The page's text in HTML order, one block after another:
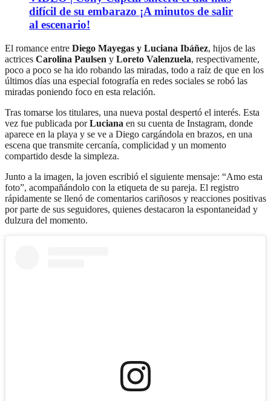
difícil de su embarazo ¡A minutos de salir
al escenario!
El romance entre Diego Mayegas y Luciana Ibáñez, hijos de las
actrices Carolina Paulsen y Loreto Valenzuela, respectivamente,
poco a poco se ha ido robando las miradas, todo a raíz de que en los
últimos días una especial fotografía en redes sociales se robó las
miradas poniendo foco en esta relación.
Tras tomarse los titulares, una nueva postal despertó el interés. Esta
vez fue publicada porLuciana en su cuenta de Instagram, donde
aparece en la playa y se ve a Diego cargándola en brazos, en una
escena que transmite cercanía, complicidad y un momento
compartido desde la simpleza.
Junto a la imagen, la joven escribió el siguiente mensaje: “Amo esta
foto”, acompañándolo con la etiqueta de su pareja. El registro
rápidamente se llenó de comentarios cariñosos y reacciones positivas
por parte de sus seguidores, quienes destacaron la espontaneidad y
dulzura del momento.